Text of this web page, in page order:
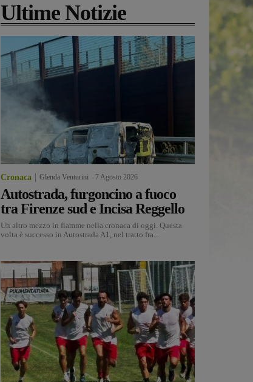
Ultime Notizie
Cronaca Glenda Venturini 7 Agosto 2026
Autostrada, furgoncino a fuoco
tra Firenze sud e Incisa Reggello
Un altro mezzo in fiamme nella cronaca di oggi. Questa
volta è successo in Autostrada A1, nel tratto fra...